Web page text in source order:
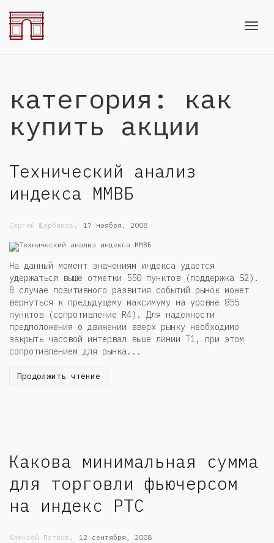
категория: как
купить акции
Технический анализ
индекса ММВБ
Сергей Щербаков , 17 ноября, 2008
На данный момент значениям индекса удается
удержаться выше отметки 550 пунктов (поддержка S2).
В случае позитивного развития событий рынок может
вернуться к предыдущему максимуму на уровне 855
пунктов (сопротивление R4). Для надежности
предположения о движении вверх рынку необходимо
закрыть часовой интервал выше линии Т1, при этом
сопротивлением для рынка...
Продолжить чтение
Какова минимальная сумма
для торговли фьючерсом
на индекс РТС
Алексей Петров , 12 сентября, 2008